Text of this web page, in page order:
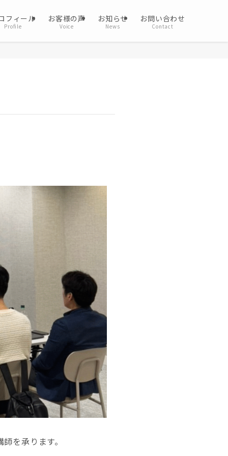
フィール
Profile
お客様の声
Voice
お知らせ
News
お問い合わせ
Contact
を承ります。